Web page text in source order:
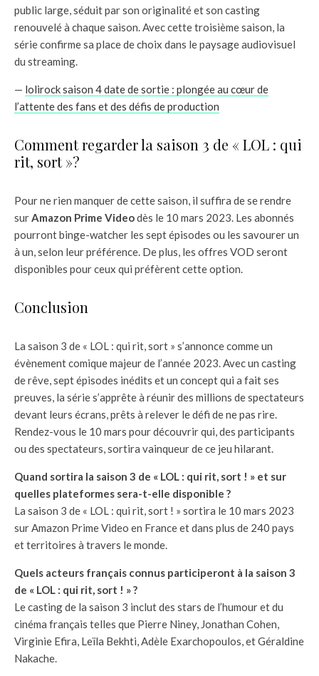
public large, séduit par son originalité et son casting
renouvelé à chaque saison. Avec cette troisième saison, la
série confirme sa place de choix dans le paysage audiovisuel
du streaming.
— lolirock saison 4 date de sortie : plongée au cœur de
l’attente des fans et des défis de production
Comment regarder la saison 3 de « LOL : qui
rit, sort »?
Pour ne rien manquer de cette saison, il suffira de se rendre
surAmazon Prime Videodès le 10 mars 2023. Les abonnés
pourront binge-watcher les sept épisodes ou les savourer un
à un, selon leur préférence. De plus, les offres VOD seront
disponibles pour ceux qui préfèrent cette option.
Conclusion
La saison 3 de « LOL : qui rit, sort » s’annonce comme un
évènement comique majeur de l’année 2023. Avec un casting
de rêve, sept épisodes inédits et un concept qui a fait ses
preuves, la série s’apprête à réunir des millions de spectateurs
devant leurs écrans, prêts à relever le défi de ne pas rire.
Rendez-vous le 10 mars pour découvrir qui, des participants
ou des spectateurs, sortira vainqueur de ce jeu hilarant.
Quand sortira la saison 3 de « LOL : qui rit, sort ! » et sur
quelles plateformes sera-t-elle disponible ?
La saison 3 de « LOL : qui rit, sort ! » sortira le 10 mars 2023
sur Amazon Prime Video en France et dans plus de 240 pays
et territoires à travers le monde.
Quels acteurs français connus participeront à la saison 3
de « LOL : qui rit, sort ! » ?
Le casting de la saison 3 inclut des stars de l’humour et du
cinéma français telles que Pierre Niney, Jonathan Cohen,
Virginie Efira, Leïla Bekhti, Adèle Exarchopoulos, et Géraldine
Nakache.